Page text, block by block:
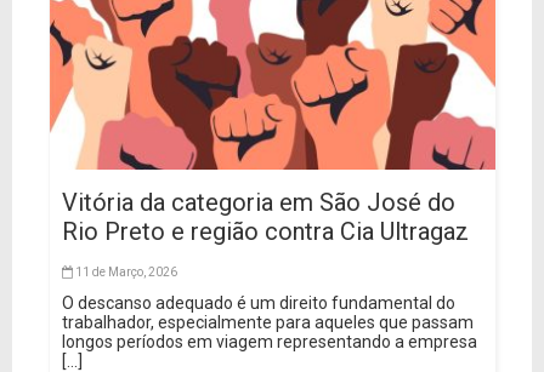
Vitória da categoria em São José do
Rio Preto e região contra Cia Ultragaz
11 de Março, 2026
O descanso adequado é um direito fundamental do
trabalhador, especialmente para aqueles que passam
longos períodos em viagem representando a empresa
[...]